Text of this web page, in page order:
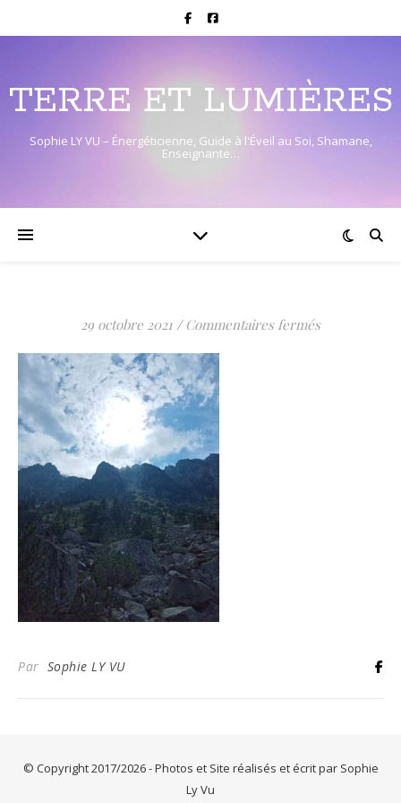
TERRE ET LUMIÈRES
Sophie LY VU – Énergéticienne, Guide à l'Éveil au Soi, Shamane,
Enseignante…
29 octobre 2021 / Commentaires ferméssur
Par Sophie LY VU
© Copyright 2017/2026 - Photos et Site réalisés et écrit par Sophie
Ly Vu